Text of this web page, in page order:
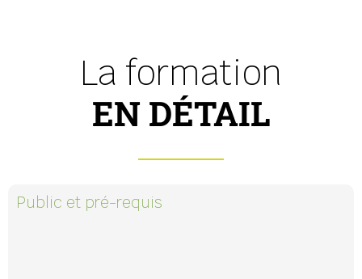
La formation
EN DÉTAIL
Public et pré-requis